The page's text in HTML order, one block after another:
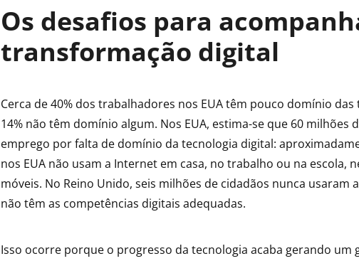
Os desafios para
transformação digital
Cerca de 40% dos trabalhadores nos EUA têm pouco domínio
14% não têm domínio algum. Nos EUA, estima-se que 60 milhões
emprego por falta de domínio da tecnologia digital:
nos EUA não usam a Internet em casa, no trabalho ou na escola,
móveis. No Reino Unido, seis milhões de cidadãos nunca usaram
não têm as competências digitais adequadas.
Isso ocorre porque o progresso da tecnologia acaba gerando um